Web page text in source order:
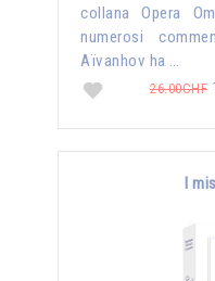
collana Opera
numerosi
Aïvanhov ha …
26.00CHF
I